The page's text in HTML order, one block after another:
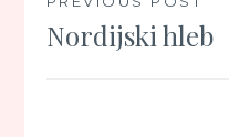
чланка
Nordijski hleb